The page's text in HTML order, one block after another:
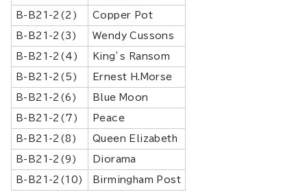
B-B21-2(2) Copper Pot
B-B21-2(3) Wendy Cussons
B-B21-2(4) King’s Ransom
B-B21-2(5) Ernest H.Morse
B-B21-2(6) Blue Moon
B-B21-2(7) Peace
B-B21-2(8) Queen Elizabeth
B-B21-2(9) Diorama
B-B21-2(10) Birmingham Post